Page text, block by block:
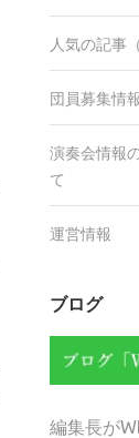
人気の記事
団員募集情
演奏会情報
て
運営情報
ブログ
編集長が